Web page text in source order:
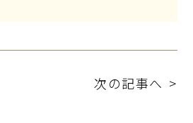
次の記事へ